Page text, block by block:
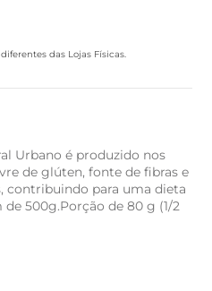
das Lojas Físicas.
Urbano é produzido nos
de glúten, fonte de fibras e
contribuindo para uma dieta
500g.Porção de 80 g (1/2